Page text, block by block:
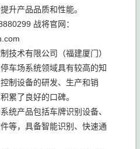
升产品品质和性能。
战将官网：
技术有限公司（福建厦门）
车场系统领域具有较高的知
制设备的研发、生产和销
累了良好的口碑。
统产品包括车牌识别设备、
等，具备智能识别、快速通